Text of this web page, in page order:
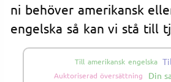
ni behöver amerikansk
engelska så kan vi stå till
Till amerikansk engelska
Auktoriserad översättning Din